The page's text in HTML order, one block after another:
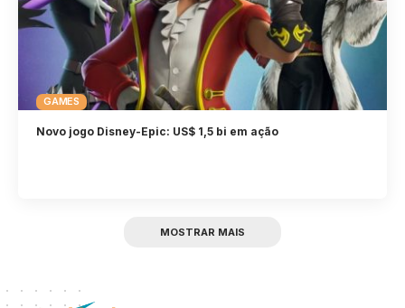
GAMES
Novo jogo Disney-Epic: US$ 1,5 bi em ação
MOSTRAR MAIS